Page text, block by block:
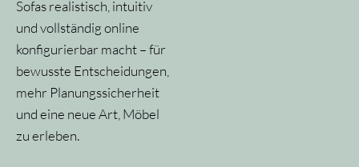
Sofas realistisch, intuitiv
und vollständig online
konfigurierbar macht – für
bewusste Entscheidungen,
mehr Planungssicherheit
und eine neue Art, Möbel
zu erleben.